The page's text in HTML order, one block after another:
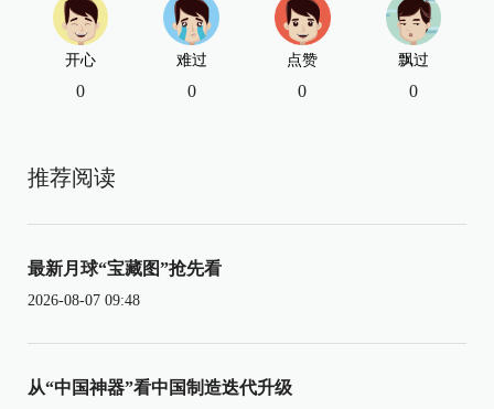
开心
0
难过
0
点赞
0
飘过
0
推荐阅读
最新月球“宝藏图”抢先看
2026-08-07 09:48
从“中国神器”看中国制造迭代升级